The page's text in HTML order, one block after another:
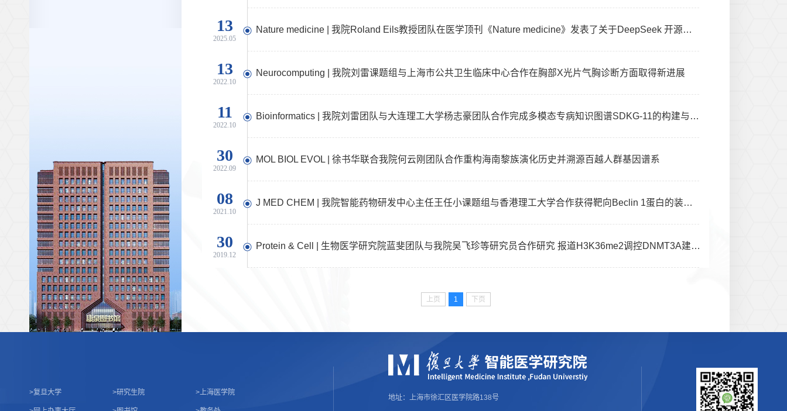
13
2025.05
Nature medicine | 我院Roland Eils教授团队在医学顶刊《Nature medicine》发表了关于DeepSeek 开源大语言模型（...
13
2022.10
Neurocomputing | 我院刘雷课题组与上海市公共卫生临床中心合作在胸部X光片气胸诊断方面取得新进展
11
2022.10
Bioinformatics | 我院刘雷团队与大连理工大学杨志豪团队合作完成多模态专病知识图谱SDKG-11的构建与推理
30
2022.09
MOL BIOL EVOL | 徐书华联合我院何云刚团队合作重构海南黎族演化历史并溯源百越人群基因谱系
08
2021.10
J MED CHEM | 我院智能药物研发中心主任王任小课题组与香港理工大学合作获得靶向Beclin 1蛋白的装订肽
30
2019.12
Protein & Cell | 生物医学研究院蓝斐团队与我院吴飞珍等研究员合作研究 报道H3K36me2调控DNMT3A建立DNA甲基化
上页 1 下页
>复旦大学 >研究生院 >上海医学院
地址：上海市徐汇区医学院路138号